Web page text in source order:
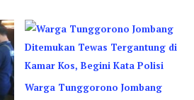
Warga Tunggorono Jombang